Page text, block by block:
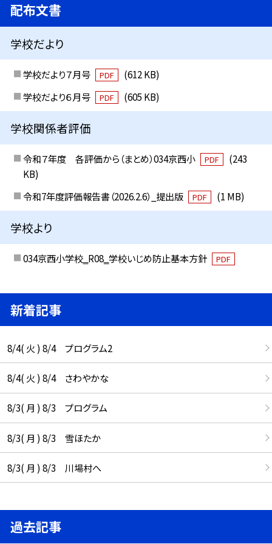
配布文書
学校だより
学校だより７月号 PDF
(612 KB)
学校だより６月号
PDF (605 KB)
学校関係者評価
令和７年度 各評価から（まとめ）034京西小 PDF
(243
KB)
令和7年度評価報告書（2026.2.6）_提出版
PDF (1 MB)
学校より
034京西小学校‗R08‗学校いじめ防止基本方針 PDF
新着記事
8/4( 火 ) 8/4 プログラム2
8/4( 火 ) 8/4 さわやかな
8/3( 月 ) 8/3 プログラム
8/3( 月 ) 8/3 雪ほたか
8/3( 月 ) 8/3 川場村へ
過去記事